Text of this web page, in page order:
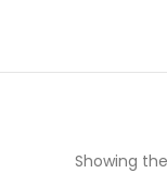
Showing